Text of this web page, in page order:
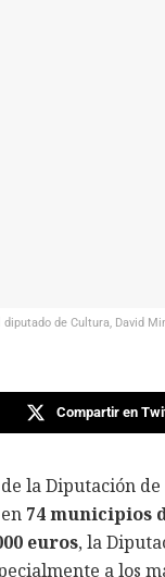
de Cultura, David
Compartir en
la Diputación
74 municipios
euros, la
a los